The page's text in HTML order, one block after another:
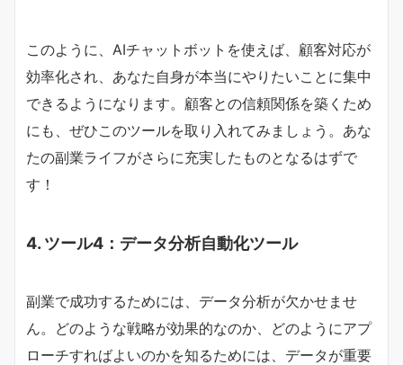
このように、AIチャットボットを使えば、顧客対応が
効率化され、あなた自身が本当にやりたいことに集中
できるようになります。顧客との信頼関係を築くため
にも、ぜひこのツールを取り入れてみましょう。あな
たの副業ライフがさらに充実したものとなるはずで
す！
4. ツール4：データ分析自動化ツール
副業で成功するためには、データ分析が欠かせませ
ん。どのような戦略が効果的なのか、どのようにアプ
ローチすればよいのかを知るためには、データが重要